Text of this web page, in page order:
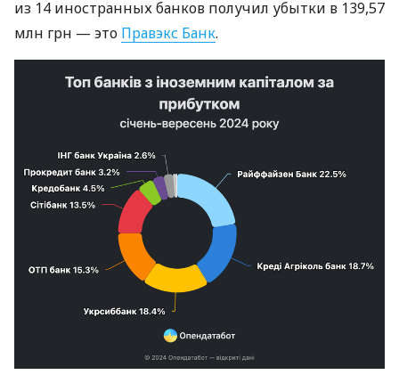
из 14 иностранных банков получил убытки в 139,57
млн ​​грн — это Правэкс Банк.